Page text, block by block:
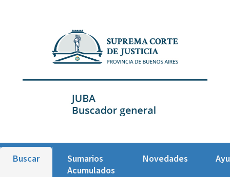
Buscar
Sumarios
Acumulados
Novedades